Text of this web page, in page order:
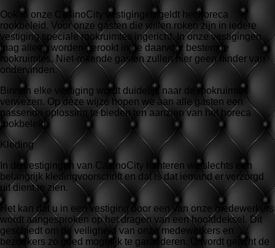
Ook in onze CasinoCity vestigingen geldt het horeca
rookbeleid. Voor onze gasten die willen roken zijn in iedere
vestiging speciale rookruimtes ingericht. In onze vestigingen
mag alleen worden gerookt in de daarvoor bestemde
rookruimtes. Niet-rokende gasten zullen hier geen hinder van
ondervinden.
Binnen elke vestiging wordt duidelijk naar de rookruimtes
verwezen. Op deze wijze hopen we aan alle gasten een
passende oplossing te bieden ten aanzien van het horeca
rookbeleid.
Kleding
In de vestigingen van CasinoCity hanteren we slechts een
belangrijk kledingvoorschrift en dat is dat iemand er verzorgd
uit dient te zien.
Het kan dat u in een vestiging door een van onze medewerkers
wordt aangesproken op het dragen van een hoofddeksel. Dit
geschiedt om de veiligheid van onze medewerkers en
bezoekers zo goed mogelijk te garanderen. U wordt geacht de